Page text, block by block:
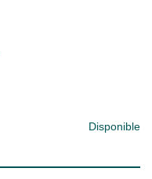
Disponible